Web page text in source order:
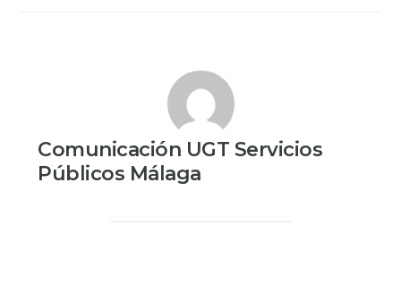
Comunicación UGT Servicios
Públicos Málaga